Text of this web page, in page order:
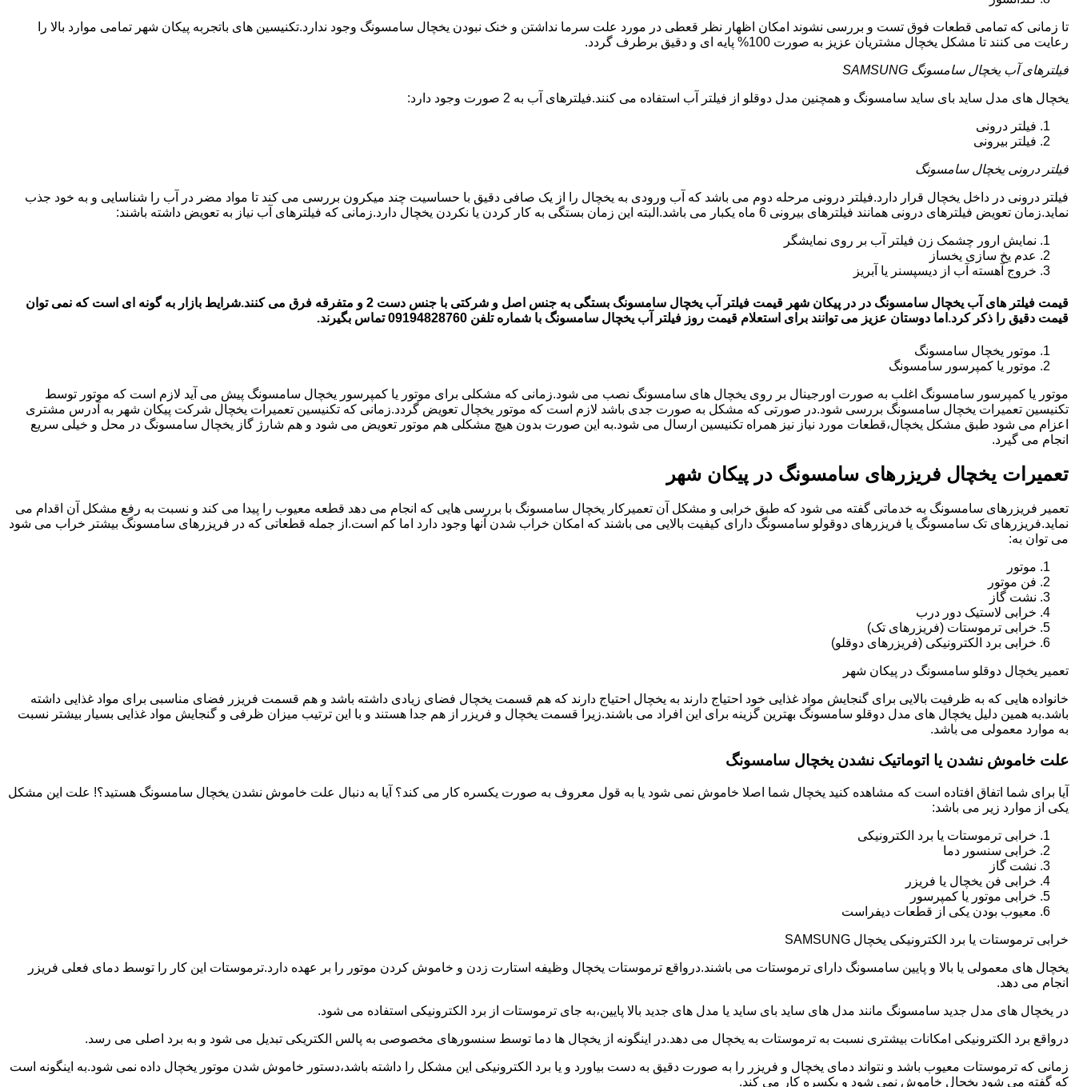
تا زمانی که تمامی قطعات فوق تست و بررسی نشوند امکان اظهار نظر قعطی در مورد علت سرما نداشتن و خنک نبودن یخچال سامسونگ وجود ندارد.تکنیسین های باتجربه پیکان شهر تمامی موارد بالا را
رعایت می کنند تا مشکل یخچال مشتریان عزیز به صورت 100% پایه ای و دقیق برطرف گردد.
فیلترهای آب یخچال سامسونگ SAMSUNG
یخچال های مدل ساید بای ساید سامسونگ و همچنین مدل دوقلو از فیلتر آب استفاده می کنند.فیلترهای آب به 2 صورت وجود دارد:
فیلتر درونی
فیلتر بیرونی
فیلتر درونی یخچال سامسونگ
فیلتر درونی در داخل یخچال قرار دارد.فیلتر درونی مرحله دوم می باشد که آب ورودی به یخچال را از یک صافی دقیق با حساسیت چند میکرون بررسی می کند تا مواد مضر در آب را شناسایی و به خود جذب
نماید.زمان تعویض فیلترهای درونی همانند فیلترهای بیرونی 6 ماه یکبار می باشد.البته این زمان بستگی به کار کردن یا نکردن یخچال دارد.زمانی که فیلترهای آب نیاز به تعویض داشته باشند:
نمایش ارور چشمک زن فیلتر آب بر روی نمایشگر
عدم یخ سازی یخساز
خروج آهسته آب از دیسپسنر یا آبریز
قیمت فیلتر های آب یخچال سامسونگ در در پیکان شهر قیمت فیلتر آب یخچال سامسونگ بستگی به جنس اصل و شرکتی با جنس دست 2 و متفرقه فرق می کنند.شرایط بازار به گونه ای است که نمی توان
قیمت دقیق را ذکر کرد.اما دوستان عزیز می توانند برای استعلام قیمت روز فیلتر آب یخچال سامسونگ با شماره تلفن 09194828760 تماس بگیرند.
موتور یخچال سامسونگ
موتور یا کمپرسور سامسونگ
موتور یا کمپرسور سامسونگ اغلب به صورت اورجینال بر روی یخچال های سامسونگ نصب می شود.زمانی که مشکلی برای موتور یا کمپرسور یخچال سامسونگ پیش می آید لازم است که موتور توسط
تکنیسین تعمیرات یخچال سامسونگ بررسی شود.در صورتی که مشکل به صورت جدی باشد لازم است که موتور یخچال تعویض گردد.زمانی که تکنیسین تعمیرات یخچال شرکت پیکان شهر به آدرس مشتری
اعزام می شود طبق مشکل یخچال،قطعات مورد نیاز نیز همراه تکنیسین ارسال می شود.به این صورت بدون هیچ مشکلی هم موتور تعویض می شود و هم شارژ گاز یخچال سامسونگ در محل و خیلی سریع
انجام می گیرد.
تعمیرات یخچال فریزرهای سامسونگ در پیکان شهر
تعمیر فریزرهای سامسونگ به خدماتی گفته می شود که طبق خرابی و مشکل آن تعمیرکار یخچال سامسونگ با بررسی هایی که انجام می دهد قطعه معیوب را پیدا می کند و نسبت به رفع مشکل آن اقدام می
نماید.فریزرهای تک سامسونگ یا فریزرهای دوقولو سامسونگ دارای کیفیت بالایی می باشند که امکان خراب شدن آنها وجود دارد اما کم است.از جمله قطعاتی که در فریزرهای سامسونگ بیشتر خراب می شود
می توان به:
موتور
فن موتور
نشت گاز
خرابی لاستیک دور درب
خرابی ترموستات (فریزرهای تک)
خرابی برد الکترونیکی (فریزرهای دوقلو)
تعمیر یخچال دوقلو سامسونگ در پیکان شهر
خانواده هایی که به ظرفیت بالایی برای گنجایش مواد غذایی خود احتیاج دارند به یخچال احتیاج دارند که هم قسمت یخچال فضای زیادی داشته باشد و هم قسمت فریزر فضای مناسبی برای مواد غذایی داشته
باشد.به همین دلیل یخچال های مدل دوقلو سامسونگ بهترین گزینه برای این افراد می باشند.زیرا قسمت یخچال و فریزر از هم جدا هستند و با این ترتیب میزان ظرفی و گنجایش مواد غذایی بسیار بیشتر نسبت
به موارد معمولی می باشد.
علت خاموش نشدن یا اتوماتیک نشدن یخچال سامسونگ
آیا برای شما اتفاق افتاده است که مشاهده کنید یخچال شما اصلا خاموش نمی شود یا به قول معروف به صورت یکسره کار می کند؟ آیا به دنبال علت خاموش نشدن یخچال سامسونگ هستید؟! علت این مشکل
یکی از موارد زیر می باشد:
خرابی ترموستات یا برد الکترونیکی
خرابی سنسور دما
نشت گاز
خرابی فن یخچال یا فریزر
خرابی موتور یا کمپرسور
معیوب بودن یکی از قطعات دیفراست
خرابی ترموستات یا برد الکترونیکی یخچال SAMSUNG
یخچال های معمولی یا بالا و پایین سامسونگ دارای ترموستات می باشند.درواقع ترموستات یخچال وظیفه استارت زدن و خاموش کردن موتور را بر عهده دارد.ترموستات این کار را توسط دمای فعلی فریزر
انجام می دهد.
در یخچال های مدل جدید سامسونگ مانند مدل های ساید بای ساید یا مدل های جدید بالا پایین،به جای ترموستات از برد الکترونیکی استفاده می شود.
درواقع برد الکترونیکی امکانات بیشتری نسبت به ترموستات به یخچال می دهد.در اینگونه از یخچال ها دما توسط سنسورهای مخصوصی به پالس الکتریکی تبدیل می شود و به برد اصلی می رسد.
زمانی که ترموستات معیوب باشد و نتواند دمای یخچال و فریزر را به صورت دقیق به دست بیاورد و یا برد الکترونیکی این مشکل را داشته باشد،دستور خاموش شدن موتور یخچال داده نمی شود.به اینگونه است
که گفته می شود یخچال خاموش نمی شود و یکسره کار می کند.